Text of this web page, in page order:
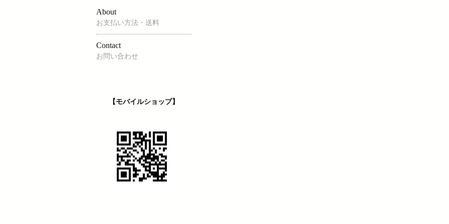
About
お支払い方法・送料
Contact
お問い合わせ
【モバイルショップ】